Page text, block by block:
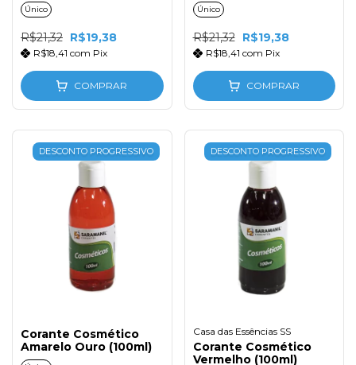
Único
R$21,32 R$19,38
R$18,41 com Pix
COMPRAR
Único
R$21,32 R$19,38
R$18,41 com Pix
COMPRAR
DESCONTO PROGRESSIVO
Corante Cosmético
Amarelo Ouro (100ml)
DESCONTO PROGRESSIVO
Casa das Essências SS
Corante Cosmético
Vermelho (100ml)